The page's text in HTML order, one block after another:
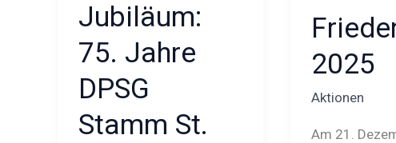
Jubiläum:
75. Jahre
DPSG
Stamm St.
2025
Aktionen
Am 21.